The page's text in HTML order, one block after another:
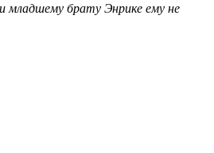
младшему брату Энрике ему не